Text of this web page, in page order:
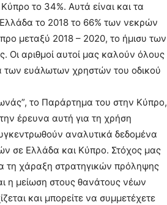
το 34%. Αυτά είναι και τα
το 2018 το 66% των νεκρών
μεταξύ 2018 – 2020, το ήμισυ των
αριθμοί αυτοί μας καλούν όλους
των ευάλωτων χρηστών του οδικού
το Παράρτημα του στην Κύπρο,
έρευνα αυτή για τη χρήση
αναλυτικά δεδομένα
σε Ελλάδα και Κύπρο. Στόχος μας
τη χάραξη στρατηγικών πρόληψης
η μείωση στους θανάτους νέων
και μπορείτε να συμμετέχετε